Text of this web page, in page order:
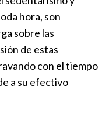
hora, son
sobre las
de estas
con el tiempo
a su efectivo